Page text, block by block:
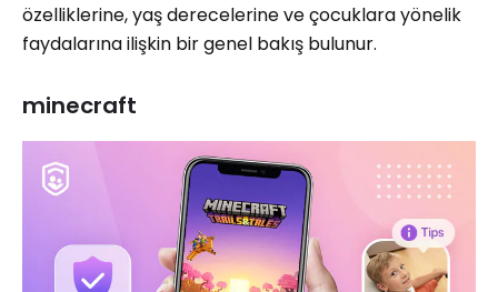
özelliklerine, yaş derecelerine ve çocuklara yönelik
faydalarına ilişkin bir genel bakış bulunur.
minecraft